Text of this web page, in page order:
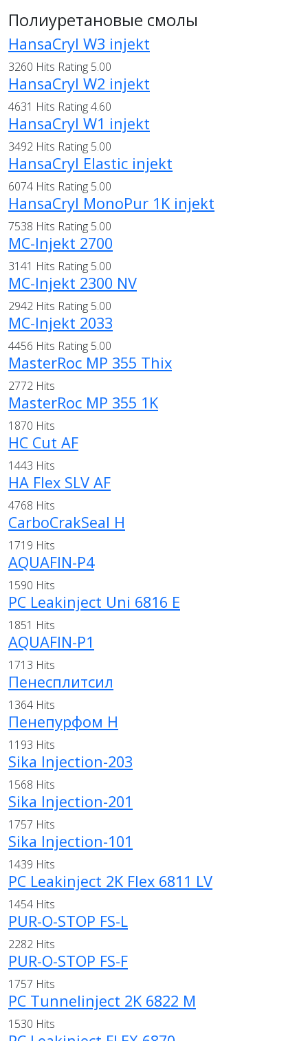
Полиуретановые смолы
HansaCryl W3 injekt
3260 Hits Rating 5.00
HansaCryl W2 injekt
4631 Hits Rating 4.60
HansaCryl W1 injekt
3492 Hits Rating 5.00
HansaCryl Elastic injekt
6074 Hits Rating 5.00
HansaCryl MonoPur 1K injekt
7538 Hits Rating 5.00
MC-Injekt 2700
3141 Hits Rating 5.00
MC-Injekt 2300 NV
2942 Hits Rating 5.00
MC-Injekt 2033
4456 Hits Rating 5.00
MasterRoc MP 355 Thix
2772 Hits
MasterRoc MP 355 1K
1870 Hits
HC Cut AF
1443 Hits
HA Flex SLV AF
4768 Hits
CarboCrakSeal H
1719 Hits
AQUAFIN-P4
1590 Hits
PC Leakinject Uni 6816 E
1851 Hits
AQUAFIN-P1
1713 Hits
Пенесплитсил
1364 Hits
Пенепурфом Н
1193 Hits
Sika Injection-203
1568 Hits
Sika Injection-201
1757 Hits
Sika Injection-101
1439 Hits
PC Leakinject 2K Flex 6811 LV
1454 Hits
PUR-O-STOP FS-L
2282 Hits
PUR-O-STOP FS-F
1757 Hits
PC Tunnelinject 2K 6822 M
1530 Hits